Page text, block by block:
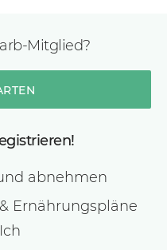
Mitglied?
abnehmen
Ernährungspläne